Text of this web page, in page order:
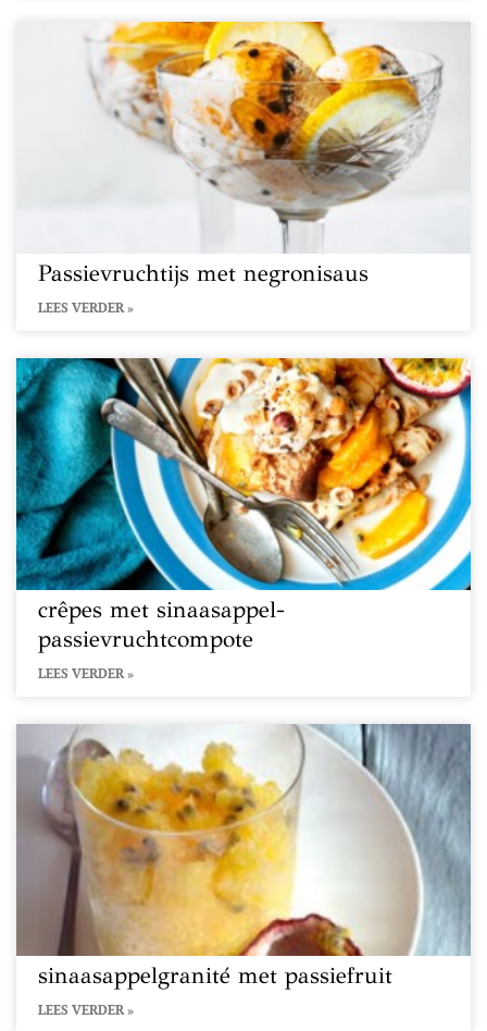
Passievruchtijs met negronisaus
LEES VERDER »
crêpes met sinaasappel-
passievruchtcompote
LEES VERDER »
sinaasappelgranité met passiefruit
LEES VERDER »